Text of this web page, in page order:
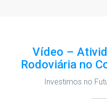
Vídeo –
Rodoviária no
Investimos no